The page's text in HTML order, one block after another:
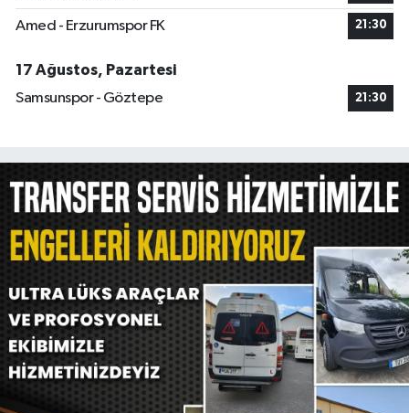
Amed - Erzurumspor FK 21:30
17 Ağustos, Pazartesi
Samsunspor - Göztepe
21:30